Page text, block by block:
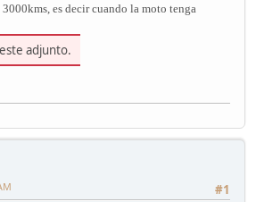
es decir cuando la moto tenga
adjunto.
#1